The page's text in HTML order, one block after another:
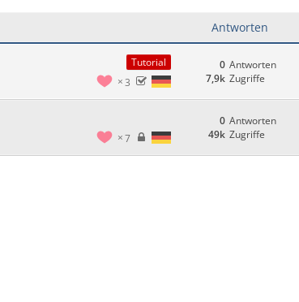
Antworten
Tutorial
3
Antworten
0
Zugriffe
7,9k
7
Antworten
0
Zugriffe
49k